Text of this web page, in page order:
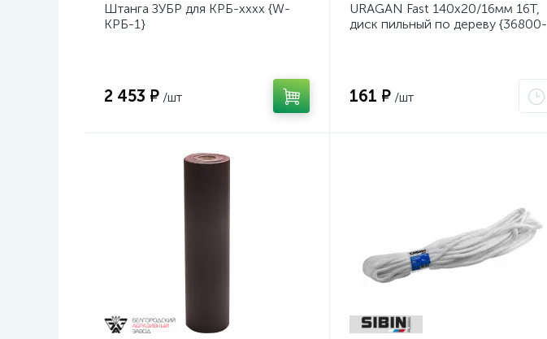
Штанга ЗУБР для КРБ-хххх {W-
КРБ-1}
2 453 ₽ /шт
URAGAN Fast 140x20/16мм 16Т,
диск пильный по дереву {36800-
161 ₽ /шт